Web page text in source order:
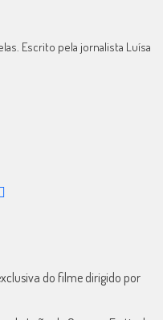
Escrito pela jornalista Luísa
do filme dirigido por